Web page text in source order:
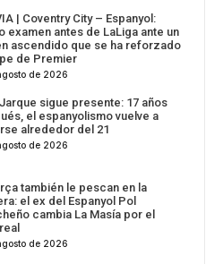
| Coventry City – Espanyol:
examen antes de LaLiga ante un
ascendido que se ha reforzado
de Premier
de 2026
sigue presente: 17 años
el espanyolismo vuelve a
alrededor del 21
de 2026
también le pescan en la
el ex del Espanyol Pol
cambia La Masía por el
de 2026